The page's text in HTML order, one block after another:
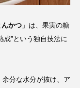
かつ 」は、果実の糖
成”という独自技法に
分な水分が抜け、ア